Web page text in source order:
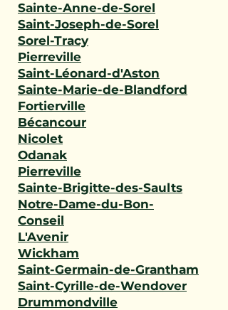
Sainte-Anne-de-Sorel
Saint-Joseph-de-Sorel
Sorel-Tracy
Pierreville
Saint-Léonard-d'Aston
Sainte-Marie-de-Blandford
Fortierville
Bécancour
Nicolet
Odanak
Pierreville
Sainte-Brigitte-des-Saults
Notre-Dame-du-Bon-
Conseil
L'Avenir
Wickham
Saint-Germain-de-Grantham
Saint-Cyrille-de-Wendover
Drummondville